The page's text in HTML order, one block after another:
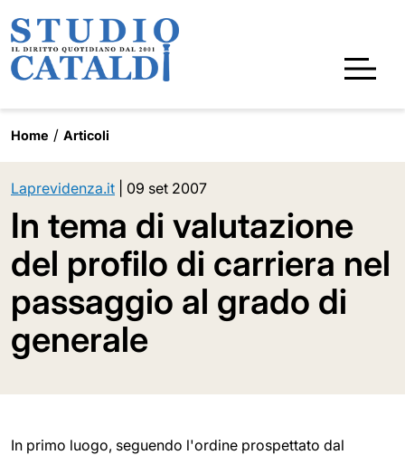
Home Articoli
Laprevidenza.it 09 set 2007
In tema di valutazione
del profilo di carriera nel
passaggio al grado di
generale
In primo luogo, seguendo l'ordine prospettato dal